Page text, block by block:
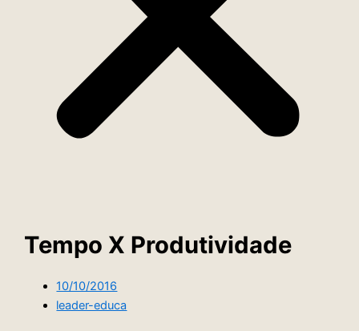
Tempo X Produtividade
10/10/2016
leader-educa